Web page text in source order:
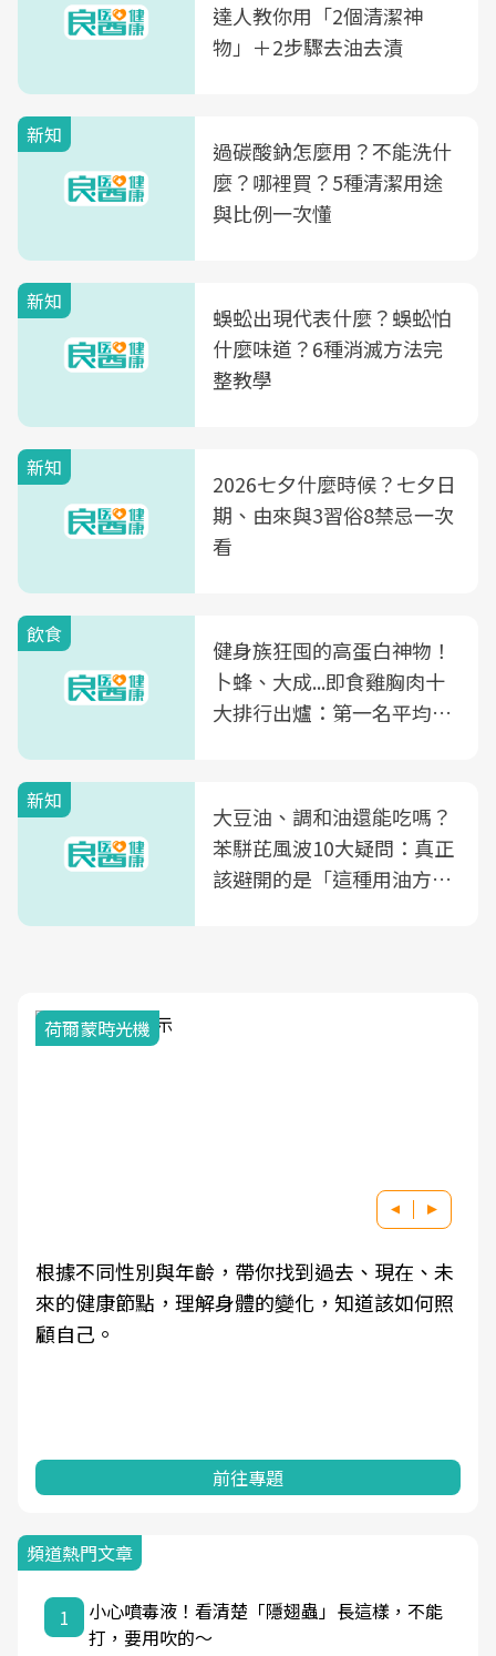
達人教你用「2個清潔神
物」＋2步驟去油去漬
新知
過碳酸鈉怎麼用？不能洗什
麼？哪裡買？5種清潔用途
與比例一次懂
新知
蜈蚣出現代表什麼？蜈蚣怕
什麼味道？6種消滅方法完
整教學
新知
2026七夕什麼時候？七夕日
期、由來與3習俗8禁忌一次
看
飲食
健身族狂囤的高蛋白神物！
卜蜂、大成...即食雞胸肉十
大排行出爐：第一名平均一
新知
大豆油、調和油還能吃嗎？
苯駢芘風波10大疑問：真正
該避開的是「這種用油方
荷爾蒙時光機
根據不同性別與年齡，帶你找到過去、現在、未
來的健康節點，理解身體的變化，知道該如何照
顧自己。
前往專題
頻道熱門文章
1
小心噴毒液！看清楚「隱翅蟲」長這樣，不能
打，要用吹的～